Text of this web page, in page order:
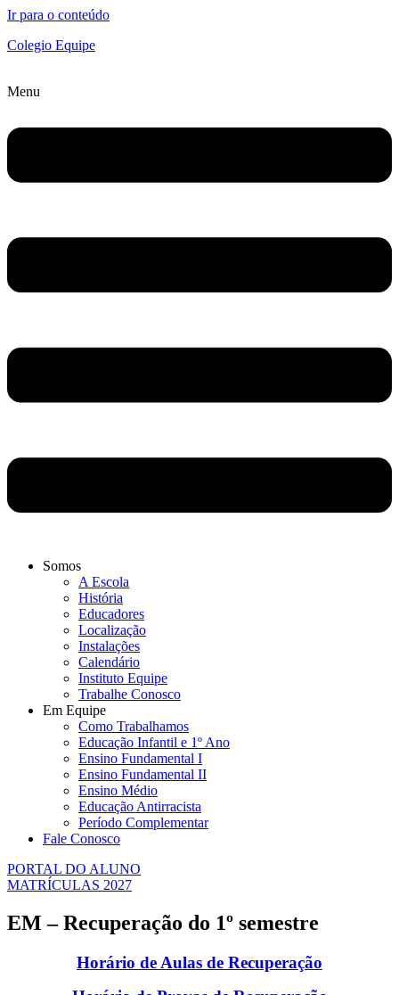
Ir para o conteúdo
Colegio Equipe
Menu
Somos
A Escola
História
Educadores
Localização
Instalações
Calendário
Instituto Equipe
Trabalhe Conosco
Em Equipe
Como Trabalhamos
Educação Infantil e 1º Ano
Ensino Fundamental I
Ensino Fundamental II
Ensino Médio
Educação Antirracista
Período Complementar
Fale Conosco
PORTAL DO ALUNO
MATRÍCULAS 2027
EM – Recuperação do 1º semestre
Horário de Aulas de Recuperação